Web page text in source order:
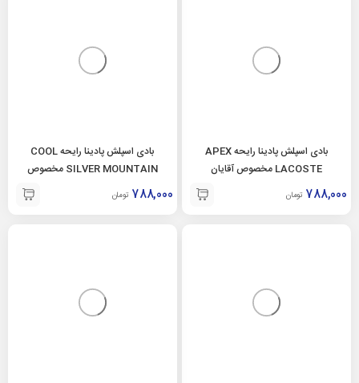
بادی اسپلش پادینا رایحه APEX
LACOSTE مخصوص آقایان
788,000 تومان
بادی اسپلش پادینا رایحه COOL
SILVER MOUNTAIN مخصوص
788,000 تومان